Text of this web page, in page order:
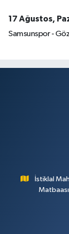
17 Ağustos,
Samsunspor -
İstiklal